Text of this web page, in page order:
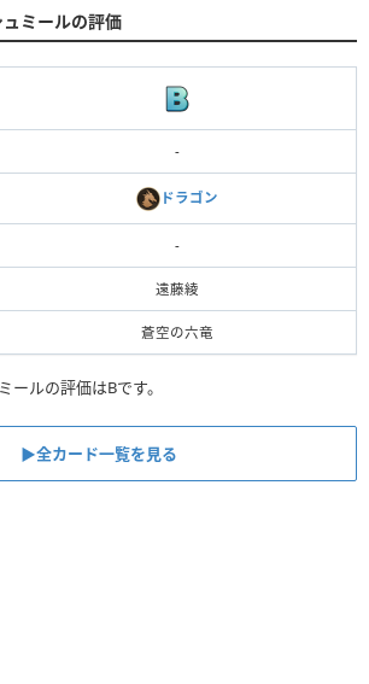
ミールの評価
-
ドラゴン
-
遠藤綾
蒼空の六竜
ールの評価はBです。
▶︎全カード一覧を見る